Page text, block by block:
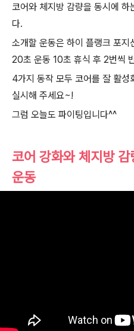
코어와 체지방 감량을 동시에
다.
소개할 운동은 하이 플랭크 포
20초 운동 10초 휴식 후 2번씩
4가지 동작 모두 코어를 잘 활성
실시해 주세요~!
그럼 오늘도 파이팅입니다^^
코어 강화와 체지방
운동